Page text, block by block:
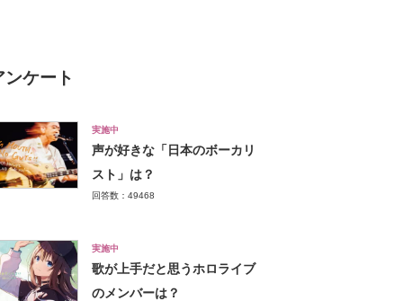
ンケート
実施中
声が好きな「日本のボーカリ
スト」は？
回答数：49468
実施中
歌が上手だと思うホロライブ
のメンバーは？